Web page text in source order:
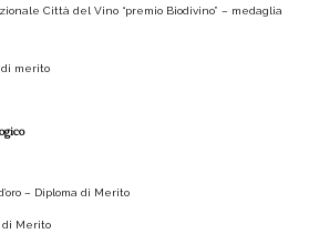
Città del Vino “premio Biodivino” – medaglia
di merito
– Diploma di Merito
di Merito